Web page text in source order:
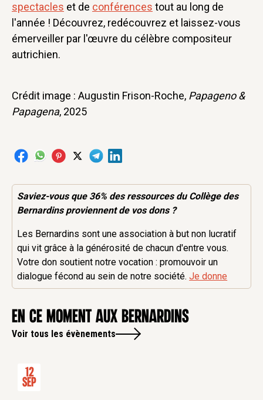
spectacles et de conférences tout au long de
l'année ! Découvrez, redécouvrez et laissez-vous
émerveiller par l'œuvre du célèbre compositeur
autrichien.
Crédit image : Augustin Frison-Roche, Papageno &
Papagena, 2025
Saviez-vous que 36% desressourcesdu Collège des
Bernardins proviennent de vos dons ?
Les Bernardins sont une association à but non lucratif
qui vit grâce à la générosité de chacun d'entre vous.
Votre don soutient notre vocation : promouvoir un
dialogue fécond au sein de notre société.Je donne
en ce moment aux Bernardins
Voir tous les évènements
12
Sep